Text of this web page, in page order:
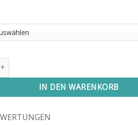
von dōTERRA Menge
IN DEN WARENKORB